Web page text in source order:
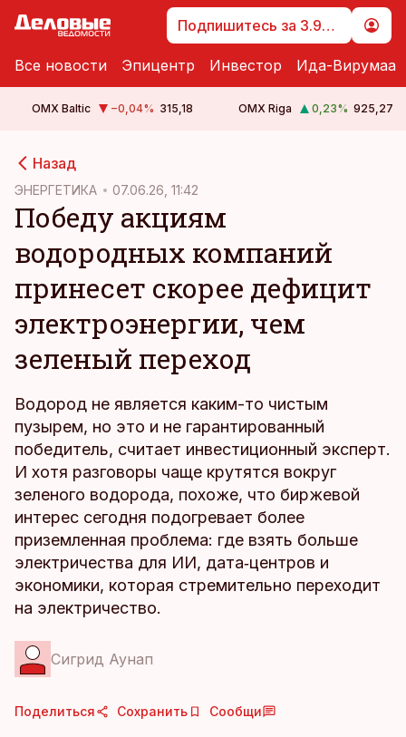
Подпишитесь за 3.99 €
Все новости Эпицентр Инвестор Ида-Вирумаа
OMX Baltic −0,04% 315,18 OMX Riga 0,23% 925,27
Назад
ЭНЕРГЕТИКА 07.06.26, 11:42
Победу акциям
водородных компаний
принесет скорее дефицит
электроэнергии, чем
зеленый переход
Водород не является каким-то чистым
пузырем, но это и не гарантированный
победитель, считает инвестиционный эксперт.
И хотя разговоры чаще крутятся вокруг
зеленого водорода, похоже, что биржевой
интерес сегодня подогревает более
приземленная проблема: где взять больше
электричества для ИИ, дата‑центров и
экономики, которая стремительно переходит
на электричество.
Сигрид Аунап
Поделиться Сохранить Сообщи